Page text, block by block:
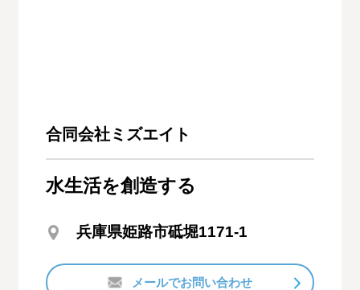
合同会社ミズエイト
水生活を創造する
兵庫県姫路市砥堀1171-1
メールでお問い合わせ